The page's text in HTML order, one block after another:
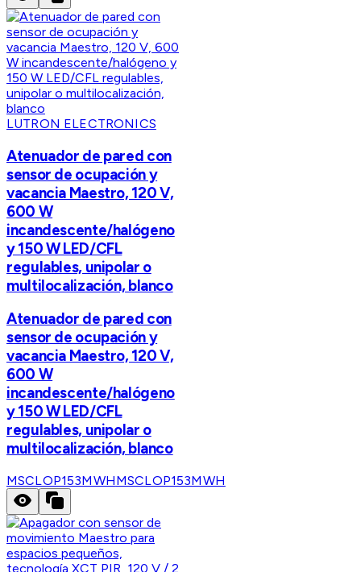
LUTRON ELECTRONICS
Atenuador de pared con
sensor de ocupación y
vacancia Maestro, 120 V,
600 W
incandescente/halógeno
y 150 W LED/CFL
regulables, unipolar o
multilocalización, blanco
Atenuador de pared con
sensor de ocupación y
vacancia Maestro, 120 V,
600 W
incandescente/halógeno
y 150 W LED/CFL
regulables, unipolar o
multilocalización, blanco
MSCLOP153MWHMSCLOP153MWH